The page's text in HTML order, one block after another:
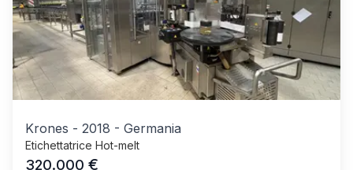
Krones - 2018 - Germania
Etichettatrice Hot-melt
320.000 €